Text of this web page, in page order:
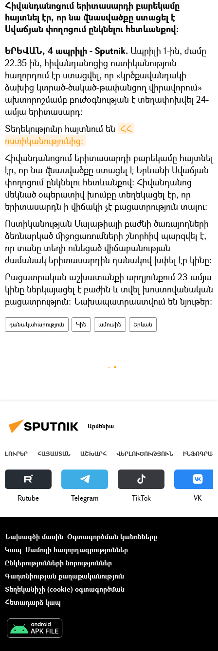
Հիվանդանոցում երիտասարդի բարեկամը
հայտնել էր, որ նա վնասվածքը ստացել է
Սվաճյան փողոցում ընկնելու հետևանքով:
ԵՐԵՎԱՆ, 4 ապրիլի - Sputnik. Ապրիլի 1-ին, ժամը
22.35-ին, հիվանդանոցից ոստիկանություն
հաղորդում էր ստացվել, որ «կրծքավանդակի
ձախից կտրած-ծակած-թափանցող վիրավորում»
ախտորոշմամբ բուժօգնության է տեղափոխվել 24-
ամյա երիտասարդ:
Տեղեկությունը հայտնում են ՀՀ
ոստիկանությունից։
Հիվանդանոցում երիտասարդի բարեկամը հայտնել
էր, որ նա վնասվածքը ստացել է Երևանի Սվաճյան
փողոցում ընկնելու հետևանքով: Հիվանդանոց
մեկնած օպերատիվ խումբը տեղեկացել էր, որ
երիտասարդն ի վիճակի չէ բացատրություն տալու:
Ոստիկանության Մալաթիայի բաժնի ծառայողների
ձեռնարկած միջոցառումների շնորհիվ պարզվել է,
որ տանը տեղի ունեցած վիճաբանության
ժամանակ երիտասարդին դանակով խփել էր կինը:
Բացատրական աշխատանքի արդյունքում 23-ամյա
կինը ներկայացել է բաժին և տվել խոստովանական
բացատրություն: Նախապատրաստվում են նյութեր:
դանակահարություն Կին ամուսին Երևան
Արմենիա
ԼՈՒՐԵՐ ՀԱՅԱՍՏԱՆ ԱՇԽԱՐՀ ՎԵՐԼՈՒԾՈՒԹՅՈՒՆ
Rutube Telegram ТikТоk VK
Նախագծի մասին Օգտագործման կանոնները
Կապ Մամուլի հաղորդագրություններ
Ընկերությունների նորություններ
Գաղտնիության քաղաքականություն
Տեղեկանիշի (cookie) օգտագործման
Հետադարձ կապ